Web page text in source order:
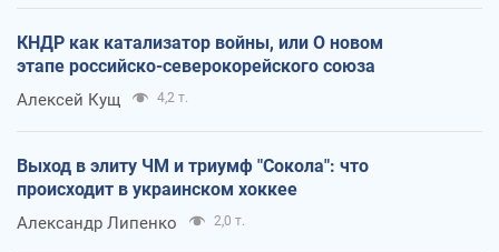
КНДР как катализатор войны, или О новом
этапе российско-северокорейского союза
Алексей Кущ 4,2 т.
Выход в элиту ЧМ и триумф "Сокола": что
происходит в украинском хоккее
Александр Липенко 2,0 т.